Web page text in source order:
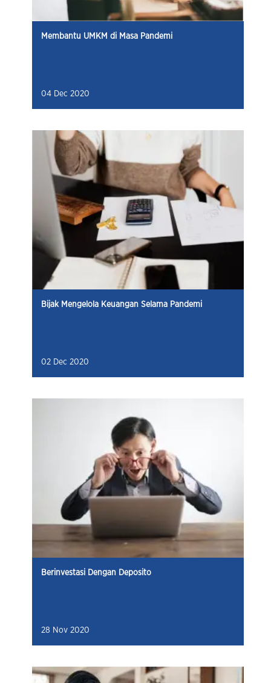
Membantu UMKM di Masa Pandemi
04 Dec 2020
Bijak Mengelola Keuangan Selama Pandemi
02 Dec 2020
Berinvestasi Dengan Deposito
28 Nov 2020